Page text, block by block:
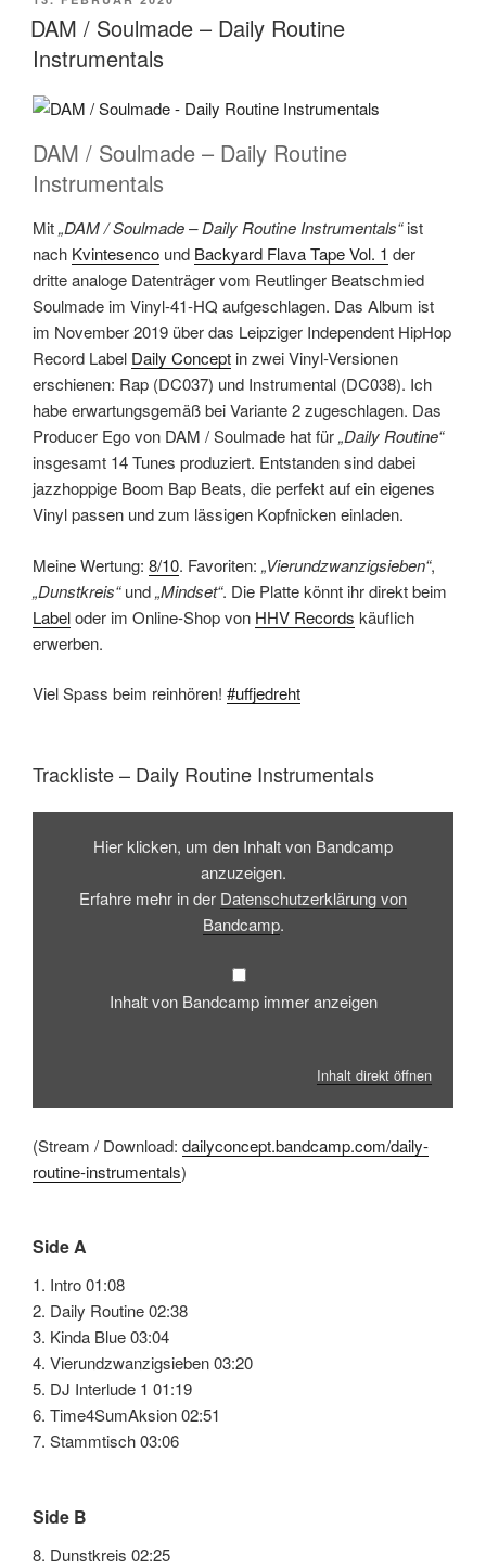
AM
DAM / Soulmade – Daily Routine
Instrumentals
DAM / Soulmade – Daily Routine
Instrumentals
Mit„DAM / Soulmade – Daily Routine Instrumentals“ist
nach Kvintesenco und Backyard Flava Tape Vol. 1 der
dritte analoge Datenträger vom Reutlinger Beatschmied
Soulmade im Vinyl-41-HQ aufgeschlagen. Das Album ist
im November 2019 über das Leipziger Independent HipHop
Record Label Daily Concept in zwei Vinyl-Versionen
erschienen: Rap (DC037) und Instrumental (DC038). Ich
habe erwartungsgemäß bei Variante 2 zugeschlagen. Das
Producer Ego von DAM / Soulmade hat für„Daily Routine“
insgesamt 14 Tunes produziert. Entstanden sind dabei
jazzhoppige Boom Bap Beats, die perfekt auf ein eigenes
Vinyl passen und zum lässigen Kopfnicken einladen.
Meine Wertung: 8/10. Favoriten: „Vierundzwanzigsieben“,
„Dunstkreis“und„Mindset“. Die Platte könnt ihr direkt beim
Labeloder im Online-Shop von HHV Records käuflich
erwerben.
Viel Spass beim reinhören! #uffjedreht
Trackliste – Daily Routine Instrumentals
Inhalt
BandcampHier klicken, um den Inhalt von Bandcamp
anzuzeigen.
Erfahre mehr in der Datenschutzerklärung von
Bandcamp.
Inhalt von Bandcamp immer anzeigen
Inhalt direkt öffnen
(Stream / Download: dailyconcept.bandcamp.com/daily-
routine-instrumentals)
Side A
1. Intro 01:08
2. Daily Routine 02:38
3. Kinda Blue 03:04
4. Vierundzwanzigsieben 03:20
5. DJ Interlude 1 01:19
6. Time4SumAksion 02:51
7. Stammtisch 03:06
Side B
8. Dunstkreis 02:25